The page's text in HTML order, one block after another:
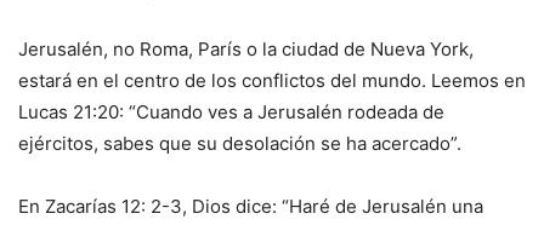
Jerusalén, no Roma, París o la ciudad de Nueva York,
estará en el centro de los conflictos del mundo. Leemos en
Lucas 21:20: “Cuando ves a Jerusalén rodeada de
ejércitos, sabes que su desolación se ha acercado”.
En Zacarías 12: 2-3, Dios dice: “Haré de Jerusalén una